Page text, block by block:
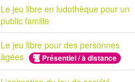
Le jeu libre en ludothèque pour un
public famille
Le jeu libre pour des personnes
âgées
Présentiel / à distance